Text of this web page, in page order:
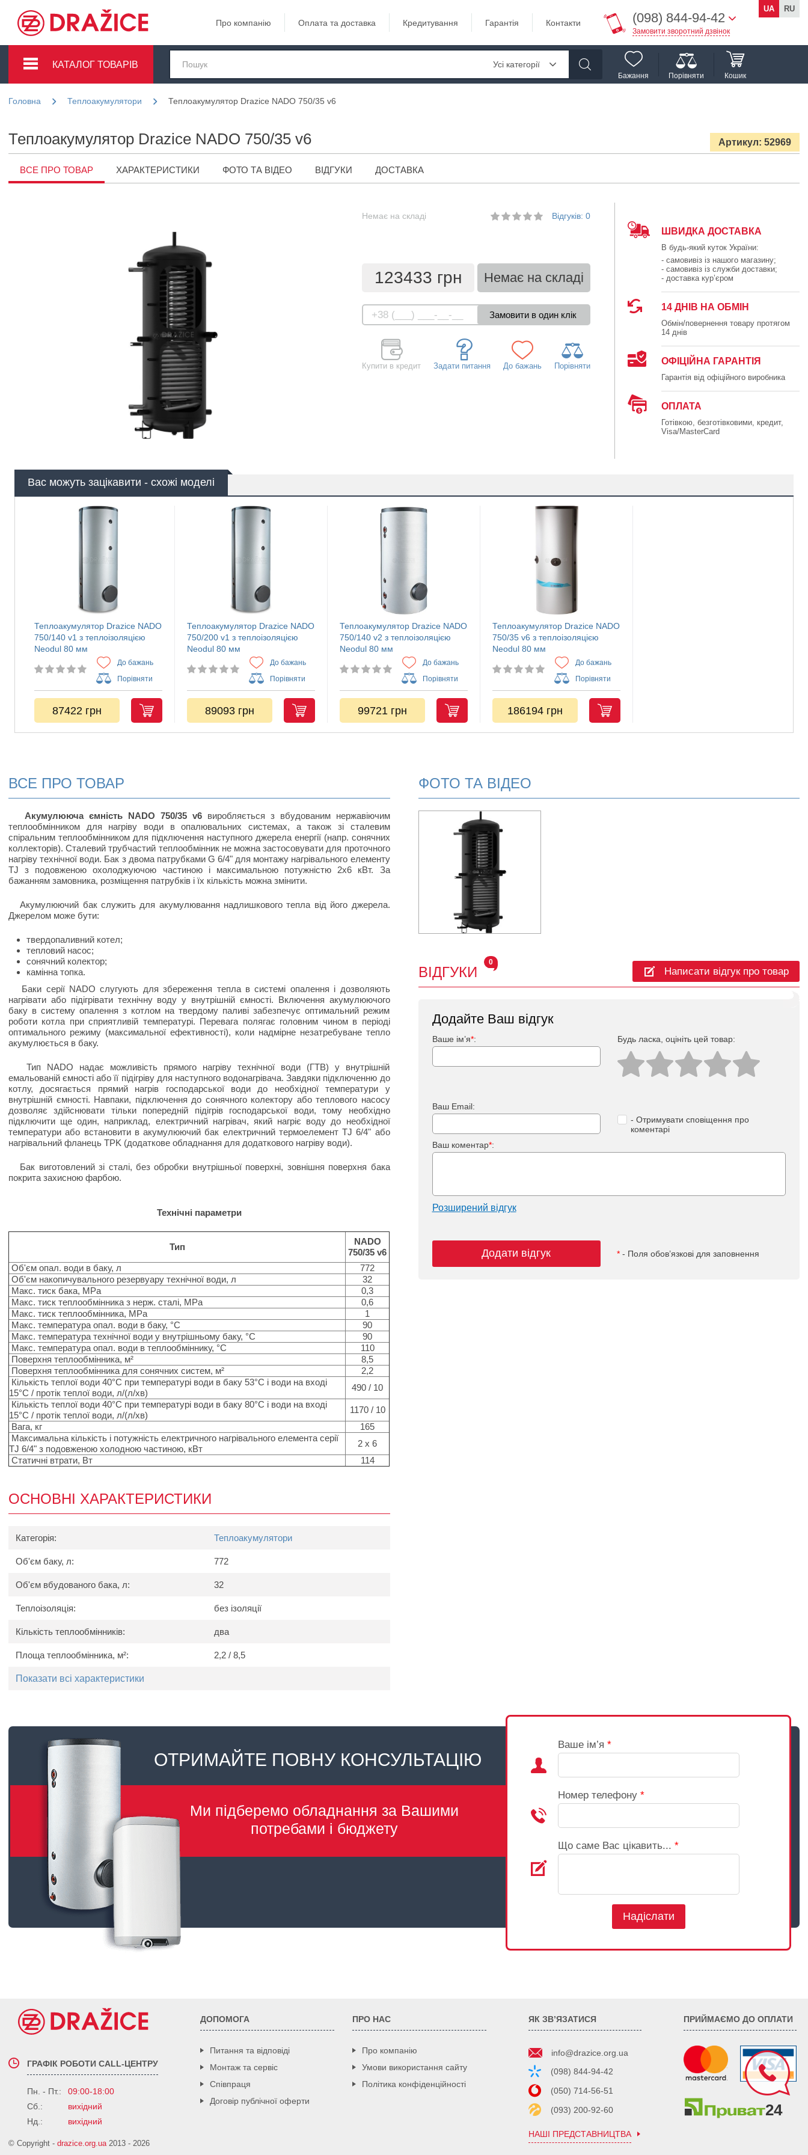
Про компанію Оплата та доставка Кредитування Гарантія Контакти (098) 844-94-42
Замовити зворотний дзвінок
UA RU
КАТАЛОГ ТОВАРІВ Усі категорії
Бажання Порівняти Кошик
Головна Теплоакумулятори Теплоакумулятор Drazice NADO 750/35 v6
Теплоакумулятор Drazice NADO 750/35 v6 Артикул: 52969
ВСЕ ПРО ТОВАР ХАРАКТЕРИСТИКИ ФОТО ТА ВІДЕО ВІДГУКИ ДОСТАВКА
Немає на складі Відгуків: 0
123433 грн Немає на складі
Купити в кредит Задати питання До бажань Порівняти
ШВИДКА ДОСТАВКА
В будь-який куток України:
- самовивіз із нашого магазину;
- самовивіз із служби доставки;
- доставка кур’єром
14 ДНІВ НА ОБМІН
Обмін/повернення товару протягом
14 днів
ОФІЦІЙНА ГАРАНТІЯ
Гарантія від офіційного виробника
ОПЛАТА
Готівкою, безготівковими, кредит,
Visa/MasterCard
Вас можуть зацікавити - схожі моделі
Теплоакумулятор Drazice NADO
750/140 v1 з теплоізоляцією
Neodul 80 мм
До бажань
Порівняти
87422 грн
Теплоакумулятор Drazice NADO
750/200 v1 з теплоізоляцією
Neodul 80 мм
До бажань
Порівняти
89093 грн
Теплоакумулятор Drazice NADO
750/140 v2 з теплоізоляцією
Neodul 80 мм
До бажань
Порівняти
99721 грн
Теплоакумулятор Drazice NADO
750/35 v6 з теплоізоляцією
Neodul 80 мм
До бажань
Порівняти
186194 грн
ВСЕ ПРО ТОВАР
Акумулююча ємність NADO 750/35 v6виробляється з вбудованим нержавіючим
теплообмінником для нагріву води в опалювальних системах, а також зі сталевим
спіральним теплообмінником для підключення наступного джерела енергії (напр. сонячних
коллекторів). Сталевий трубчастий теплообмінник не можна застосовувати для проточного
нагріву технічної води. Бак з двома патрубками G 6/4" для монтажу нагрівального елементу
TJ з подовженою охолоджуючою частиною і максимальною потужністю 2х6 кВт. За
бажанням замовника, розміщення патрубків і їх кількість можна змінити.
Акумулюючий бак служить для акумулювання надлишкового тепла від його джерела.
Джерелом може бути:
твердопаливний котел;
тепловий насос;
сонячний колектор;
камінна топка.
Баки серії NADO слугують для збереження тепла в системі опалення і дозволяють
нагрівати або підігрівати технічну воду у внутрішній ємності. Включення акумулюючого
баку в систему опалення з котлом на твердому паливі забезпечує оптимальний режим
роботи котла при сприятливій температурі. Перевага полягає головним чином в періоді
оптимального режиму (максимальної ефективності), коли надмірне незатребуване тепло
акумулюється в баку.
Тип NADO надає можливість прямого нагріву технічної води (ГТВ) у внутрішній
емальованій ємності або її підігріву для наступного водонагрівача. Завдяки підключенню до
котлу, досягається прямий нагрів господарської води до необхідної температури у
внутрішній ємності. Навпаки, підключення до сонячного колектору або теплового насосу
дозволяє здійснювати тільки попередній підігрів господарської води, тому необхідно
підключити ще один, наприклад, електричний нагрівач, який нагріє воду до необхідної
температури або встановити в акумулюючий бак електричний термоелемент TJ 6/4" або
нагрівальний фланець TPK (додаткове обладнання для додаткового нагріву води).
Бак виготовлений зі сталі, без обробки внутрішньої поверхні, зовнішня поверхня бака
покрита захисною фарбою.
Технічні параметри
Тип
NADO
750/35 v6
Об'єм опал. води в баку, л
772
Об'єм накопичувального резервуару технічної води, л
32
Макс. тиск бака, MPa
0,3
Макс. тиск теплообмінника з нерж. сталі, MPa
0,6
Макс. тиск теплообмінника, MPa
1
Макс. температура опал. води в баку, °C
90
Макс. температура технічної води у внутрішньому баку, °C
90
Макс. температура опал. води в теплообміннику, °C
110
Поверхня теплообмінника, м²
8,5
Поверхня теплообмінника для сонячних систем, м²
2,2
Кількість теплої води 40°C при температурі води в баку 53°C і води на вході
15°С / протік теплої води, л/(л/хв)
490 / 10
Кількість теплої води 40°C при температурі води в баку 80°C і води на вході
15°С / протік теплої води, л/(л/хв)
1170 / 10
Вага, кг
165
Максимальна кількість і потужність електричного нагрівального елемента серії
TJ 6/4" з подовженою холодною частиною, кВт
2 x 6
Статичні втрати, Вт
114
ОСНОВНІ ХАРАКТЕРИСТИКИ
Категорія: Теплоакумулятори
Об'єм баку, л: 772
Об'єм вбудованого бака, л: 32
Теплоізоляція: без ізоляції
Кількість теплообмінників: два
Площа теплообмінника, м²: 2,2 / 8,5
Показати всі характеристики
ФОТО ТА ВІДЕО
ВІДГУКИ
0
Написати відгук про товар
Додайте Ваш відгук
Ваше ім’я*: Будь ласка, оцініть цей товар:
Ваш Email:
- Отримувати сповіщення про
коментарі
Ваш коментар*:
Розширений відгук
Додати відгук *- Поля обов’язкові для заповнення
ОТРИМАЙТЕ ПОВНУ КОНСУЛЬТАЦІЮ
Ми підберемо обладнання за Вашими
потребами і бюджету
Ваше ім’я *
Номер телефону *
Що саме Вас цікавить... *
Надіслати
ГРАФІК РОБОТИ CALL-ЦЕНТРУ
Пн. - Пт.:
09:00-18:00
Сб.:
вихідний
Нд.:
вихідний
© Copyright - drazice.org.ua2013 - 2026
ДОПОМОГА
Питання та відповіді
Монтаж та сервіс
Співпраця
Договір публічної оферти
ПРО НАС
Про компанію
Умови використання сайту
Політика конфіденційності
ЯК ЗВ’ЯЗАТИСЯ
info@drazice.org.ua
(098) 844-94-42
(050) 714-56-51
(093) 200-92-60
НАШІ ПРЕДСТАВНИЦТВА
ПРИЙМАЄМО ДО ОПЛАТИ